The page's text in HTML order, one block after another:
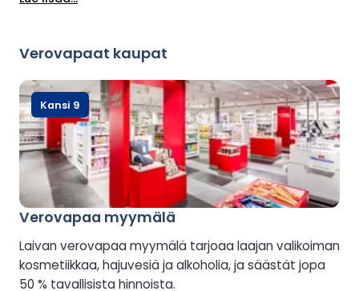
Rauhallisen tunnelman säilyttämiseksi Lounge on
Verovapaat kaupat
Verovapaa myymälä
Laivan verovapaa myymälä tarjoaa laajan valikoiman
kosmetiikkaa, hajuvesiä ja alkoholia, ja säästät jopa
50 % tavallisista hinnoista.
Kansi 9